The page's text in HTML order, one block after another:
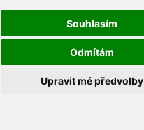
Souhlasím
Odmítám
Upravit mé předvolby
bowdeny a lanka
filtry
gufera